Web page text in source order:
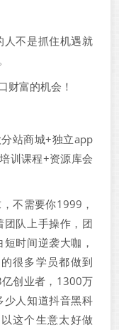
人不是抓住机遇就
财富的机会！
站商城+独立app
训课程+资源库会
不需要你1999，
团队上手操作，团
时间逆袭大咖，
很多学员都做到
创业者，1300万
少人知道抖音黑科
这个生意太好做